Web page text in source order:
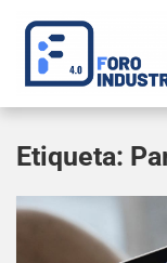
Etiqueta: